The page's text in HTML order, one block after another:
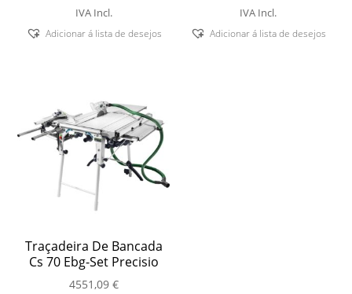
IVA Incl.
Adicionar á lista de desejos
IVA Incl.
Adicionar á lista de desejos
Traçadeira De Bancada
Cs 70 Ebg-Set Precisio
4551,09 €